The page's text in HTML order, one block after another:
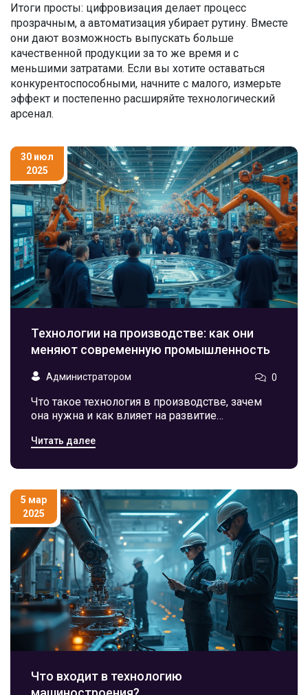
Итоги просты: цифровизация делает процесс
прозрачным, а автоматизация убирает рутину. Вместе
они дают возможность выпускать больше
качественной продукции за то же время и с
меньшими затратами. Если вы хотите оставаться
конкурентоспособными, начните с малого, измерьте
эффект и постепенно расширяйте технологический
арсенал.
30 июл
2025
Технологии на производстве: как они
меняют современную промышленность
Администратором 0
Что такое технология в производстве, зачем
она нужна и как влияет на развитие
с примерами, фактами и советами.
Читать далее
5 мар
2025
Что входит в технологию